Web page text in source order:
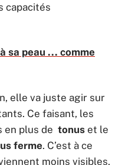
capacités
sa peau ... comme
elle va juste agir sur
Ce faisant, les
en plus de tonus et le
ferme. C’est à ce
moins visibles,